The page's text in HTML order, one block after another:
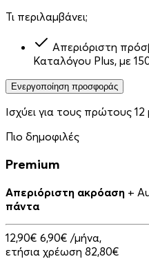
Τι περιλαμβάνει;
Απεριόριστη
Καταλόγου Plus, με
Ενεργοποίηση προσφοράς
Ισχύει για τους πρώτους 12
Πιο δημοφιλές
Premium
Απεριόριστη ακρόαση +
πάντα
12,90€ 6,90€ /μήνα,
ετήσια χρέωση 82,80€